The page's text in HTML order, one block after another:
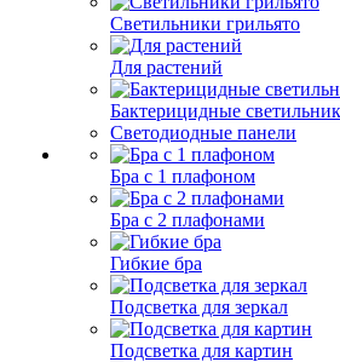
Светильники грильято
Для растений
Бактерицидные
Светодиодные панели
Бра с 1 плафоном
Бра с 2 плафонами
Гибкие бра
Подсветка для зеркал
Подсветка для картин